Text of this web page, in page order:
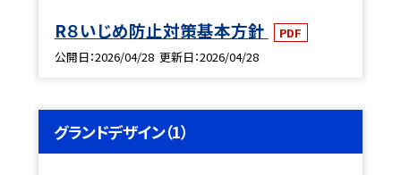
R８いじめ防止対策基本方針
PDF
公開日 2026/04/28 更新日 2026/04/28
グランドデザイン（1）